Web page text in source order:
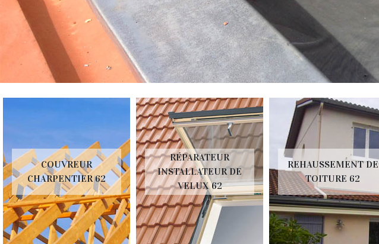
COUVREUR
CHARPENTIER 62
RÉPARATEUR
INSTALLATEUR DE
VELUX 62
REHAUSSEMENT DE
TOITURE 62